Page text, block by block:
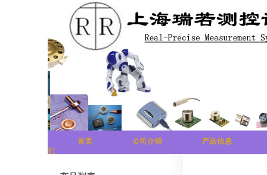
首页 公司介绍
产品信息
们